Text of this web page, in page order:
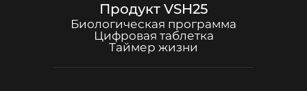
Продукт VSH25
Биологическая программа
Цифровая таблетка
Таймер жизни